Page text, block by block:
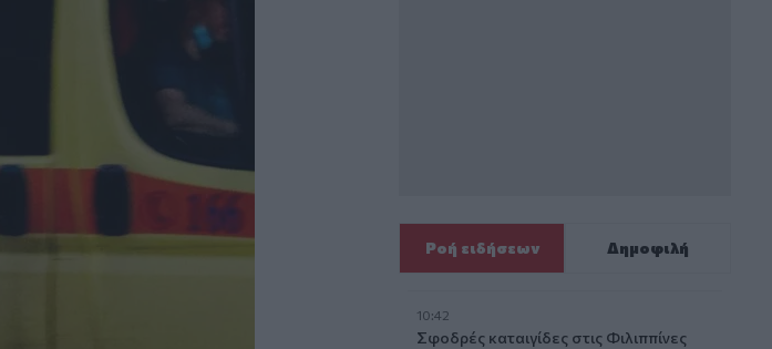
Ροή ειδήσεων Δημοφιλή
10:42
Σφοδρές καταιγίδες στις Φιλιππίνες